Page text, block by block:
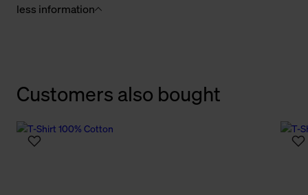
less information
Customers also bought